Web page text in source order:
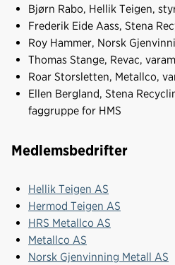
Bjørn Rabo, Hellik Teigen,
Frederik Eide Aass, Stena
Roy Hammer, Norsk
Thomas Stange, Revac,
Roar Storsletten, Metallco,
Ellen Bergland, Stena
faggruppe for HMS
Medlemsbedrifter
Hellik Teigen AS
Hermod Teigen AS
HRS Metallco AS
Metallco AS
Norsk Gjenvinning Metall AS